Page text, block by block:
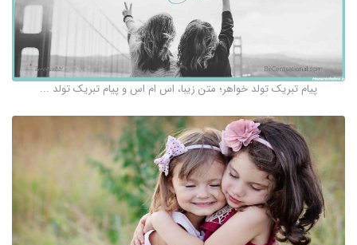
پیام تبریک تولد خواهر؛ متن زیبا، اس ام اس و پیام تبریک تولد ...